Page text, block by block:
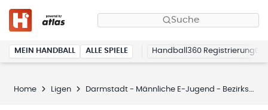
Suche
MEIN HANDBALL ALLE SPIELE Handball360 Registrierung
Home Ligen Darmstadt - Männliche E-Jugend - Bezirksklasse (Darmstadt 2025/2026)